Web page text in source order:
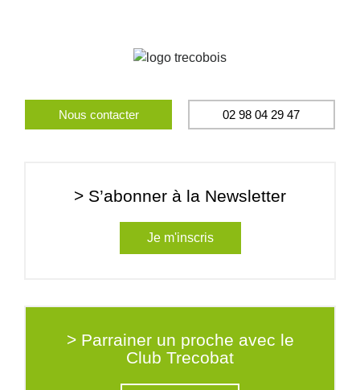
Nous contacter 02 98 04 29 47
> S’abonner à la Newsletter
Je m'inscris
> Parrainer un proche avec le
Club Trecobat